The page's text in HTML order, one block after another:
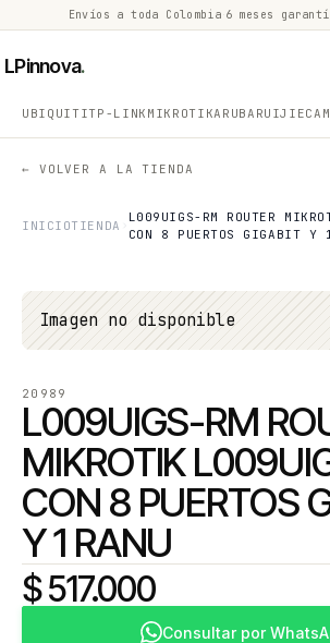
Envíos a toda Colombia 6 meses
LPinnova.
UBIQUITITP-LINK MIKROTIKARUBA RUIJIE
← VOLVER A LA TIENDA
INICIOTIENDA
L009UIGS-RM ROUTER
CON 8 PUERTOS GIGABIT Y
Imagen no disponible
20989
L009UIGS-RM
MIKROTIK
CON 8 PUERTOS
Y 1 RANU
$ 517.000
Consultar por